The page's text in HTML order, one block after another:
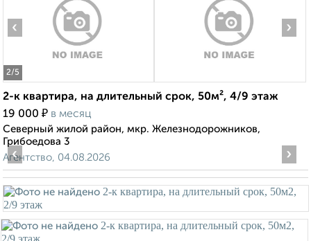
2/5
‹ ›
2-к квартира, на длительный срок, 50м², 4/9 этаж
19 000 ₽ в месяц
Северный жилой район, мкр. Железнодорожников,
Грибоедова 3
Агентство, 04.08.2026
‹ ›